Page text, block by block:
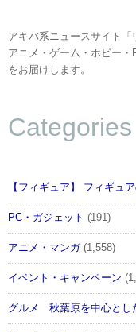
アキバ系ニュースサイト「
アニメ・ゲーム・ホビー
をお届けします。
Categories
【フィギュア】 フィギュ
PC・ガジェット (191)
アニメ・マンガ(1,558)
イベント・キャンペーン
グルメ 秋葉原を中心とし